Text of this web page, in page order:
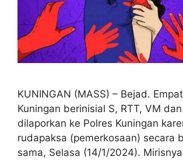
KUNINGAN (MASS) – Bejad.
Kuningan berinisial S, RTT, VM dan
dilaporkan ke Polres Kuningan
rudapaksa (pemerkosaan) secara
sama, Selasa (14/1/2024).